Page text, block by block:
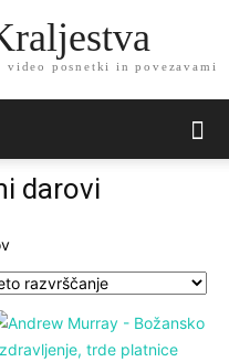
posnetki in povezavami
darovi